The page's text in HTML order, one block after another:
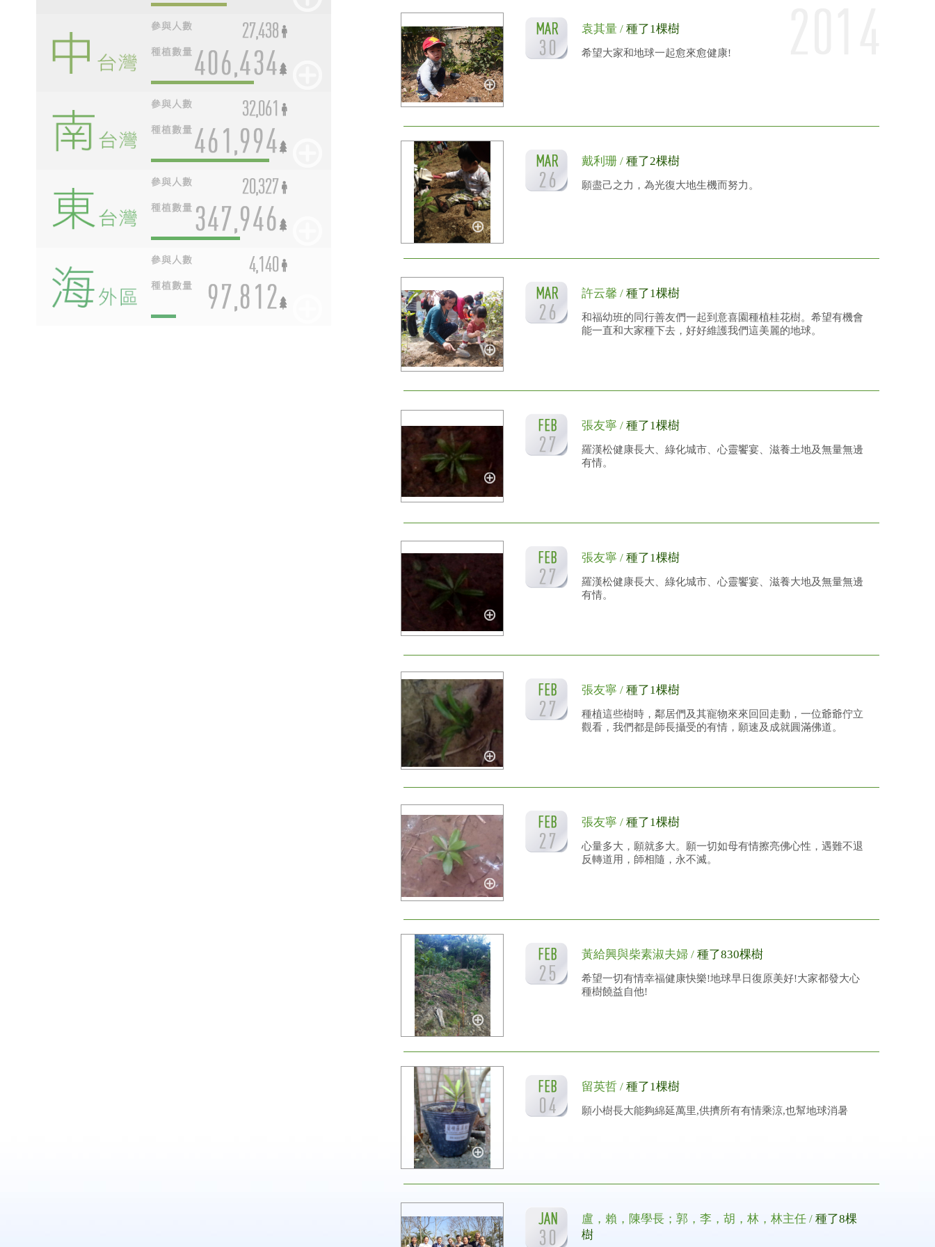
袁其量 / 種了1棵樹
希望大家和地球一起愈來愈健康!
戴利珊 / 種了2棵樹
願盡己之力，為光復大地生機而努力。
許云馨 / 種了1棵樹
和福幼班的同行善友們一起到意喜園種植桂花樹。希望有機會
能一直和大家種下去，好好維護我們這美麗的地球。
張友寧 / 種了1棵樹
羅漢松健康長大、綠化城市、心靈饗宴、滋養土地及無量無邊
有情。
張友寧 / 種了1棵樹
羅漢松健康長大、綠化城市、心靈饗宴、滋養大地及無量無邊
有情。
張友寧 / 種了1棵樹
種植這些樹時，鄰居們及其寵物來來回回走動，一位爺爺佇立
觀看，我們都是師長攝受的有情，願速及成就圓滿佛道。
張友寧 / 種了1棵樹
心量多大，願就多大。願一切如母有情擦亮佛心性，遇難不退
反轉道用，師相隨，永不滅。
黃給興與柴素淑夫婦 / 種了830棵樹
希望一切有情幸福健康快樂!地球早日復原美好!大家都發大心
種樹饒益自他!
留英哲 / 種了1棵樹
願小樹長大能夠綿延萬里,供擠所有有情乘涼,也幫地球消暑
盧，賴，陳學長；郭，李，胡，林，林主任 / 種了8棵
樹